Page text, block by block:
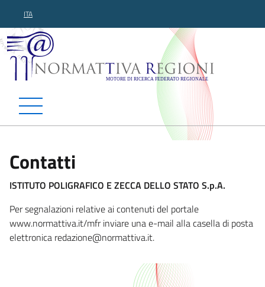
ITA
Normattiva Regioni -
Contatti
ISTITUTO POLIGRAFICO E ZECCA DELLO STATO S.p.A.
Per segnalazioni relative ai contenuti del portale
www.normattiva.it/mfr inviare una e-mail alla casella di posta
elettronica redazione@normattiva.it.